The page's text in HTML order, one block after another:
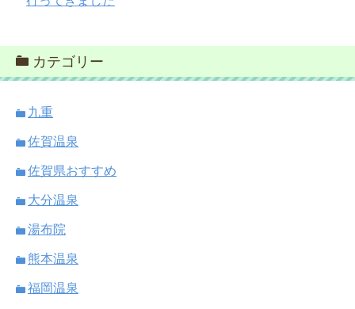
カテゴリー
九重
佐賀温泉
佐賀県おすすめ
大分温泉
湯布院
熊本温泉
福岡温泉